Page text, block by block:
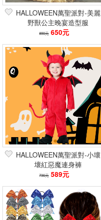
HALLOWEEN萬聖派對-美麗
野獸公主晚宴造型服
890元 650元
HALLOWEEN萬聖派對-小壞
壞紅惡魔連身褲
736元 589元